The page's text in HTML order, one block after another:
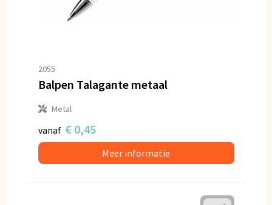
2055
Balpen Talagante metaal
Metal
vanaf € 0,45
Meer informatie